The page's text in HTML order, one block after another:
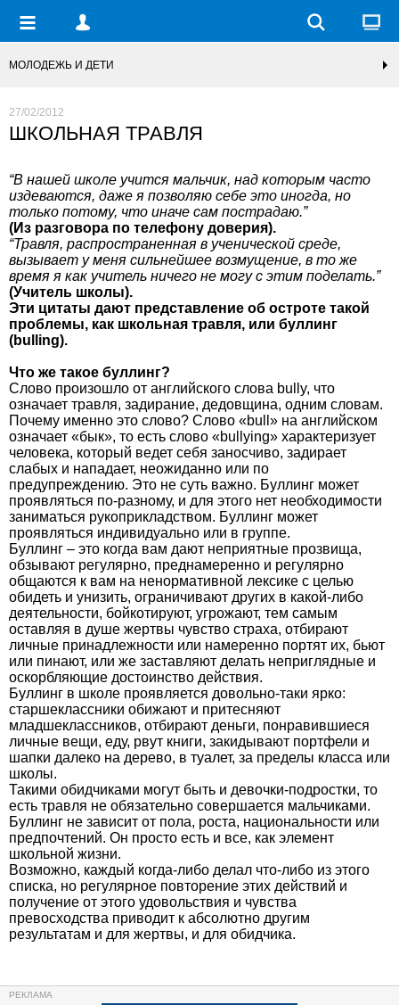
МОЛОДЕЖЬ И ДЕТИ
27/02/2012
ШКОЛЬНАЯ ТРАВЛЯ
“В нашей школе учится мальчик, над которым часто
издеваются, даже я позволяю себе это иногда, но
только потому, что иначе сам пострадаю.”
(Из разговора по телефону доверия).
“Травля, распространенная в ученической среде,
вызывает у меня сильнейшее возмущение, в то же
время я как учитель ничего не могу с этим поделать.”
(Учитель школы).
Эти цитаты дают представление об остроте такой
проблемы, как школьная травля, или буллинг
(bulling).
Что же такое буллинг?
Слово произошло от английского слова bully, что
означает травля, задирание, дедовщина, одним словам.
Почему именно это слово? Слово «bull» на английском
означает «бык», то есть слово «bullying» характеризует
человека, который ведет себя заносчиво, задирает
слабых и нападает, неожиданно или по
предупреждению. Это не суть важно. Буллинг может
проявляться по-разному, и для этого нет необходимости
заниматься рукоприкладством. Буллинг может
проявляться индивидуально или в группе.
Буллинг – это когда вам дают неприятные прозвища,
обзывают регулярно, преднамеренно и регулярно
общаются к вам на ненормативной лексике с целью
обидеть и унизить, ограничивают других в какой-либо
деятельности, бойкотируют, угрожают, тем самым
оставляя в душе жертвы чувство страха, отбирают
личные принадлежности или намеренно портят их, бьют
или пинают, или же заставляют делать неприглядные и
оскорбляющие достоинство действия.
Буллинг в школе проявляется довольно-таки ярко:
старшеклассники обижают и притесняют
младшеклассников, отбирают деньги, понравившиеся
личные вещи, еду, рвут книги, закидывают портфели и
шапки далеко на дерево, в туалет, за пределы класса или
школы.
Такими обидчиками могут быть и девочки-подростки, то
есть травля не обязательно совершается мальчиками.
Буллинг не зависит от пола, роста, национальности или
предпочтений. Он просто есть и все, как элемент
школьной жизни.
Возможно, каждый когда-либо делал что-либо из этого
списка, но регулярное повторение этих действий и
получение от этого удовольствия и чувства
превосходства приводит к абсолютно другим
результатам и для жертвы, и для обидчика.